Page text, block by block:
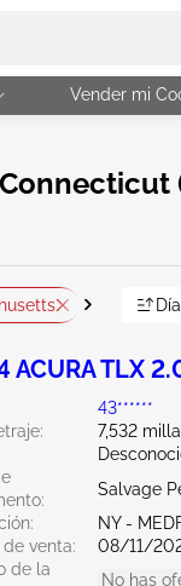
Vender mi
Nueva York
ACURA TLX
43******
7,532
Salvage
NY -
de venta:
08/11/
de la
No has